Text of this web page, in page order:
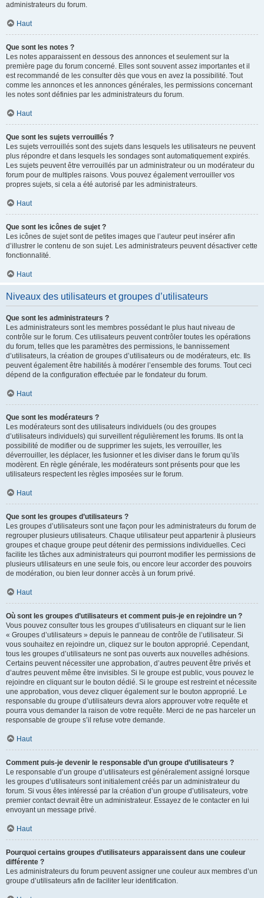
administrateurs du forum.
Haut
Que sont les notes ?
Les notes apparaissent en dessous des annonces et seulement sur la
première page du forum concerné. Elles sont souvent assez importantes et il
est recommandé de les consulter dès que vous en avez la possibilité. Tout
comme les annonces et les annonces générales, les permissions concernant
les notes sont définies par les administrateurs du forum.
Haut
Que sont les sujets verrouillés ?
Les sujets verrouillés sont des sujets dans lesquels les utilisateurs ne peuvent
plus répondre et dans lesquels les sondages sont automatiquement expirés.
Les sujets peuvent être verrouillés par un administrateur ou un modérateur du
forum pour de multiples raisons. Vous pouvez également verrouiller vos
propres sujets, si cela a été autorisé par les administrateurs.
Haut
Que sont les icônes de sujet ?
Les icônes de sujet sont de petites images que l’auteur peut insérer afin
d’illustrer le contenu de son sujet. Les administrateurs peuvent désactiver cette
fonctionnalité.
Haut
Niveaux des utilisateurs et groupes d’utilisateurs
Que sont les administrateurs ?
Les administrateurs sont les membres possédant le plus haut niveau de
contrôle sur le forum. Ces utilisateurs peuvent contrôler toutes les opérations
du forum, telles que les paramètres des permissions, le bannissement
d’utilisateurs, la création de groupes d’utilisateurs ou de modérateurs, etc. Ils
peuvent également être habilités à modérer l’ensemble des forums. Tout ceci
dépend de la configuration effectuée par le fondateur du forum.
Haut
Que sont les modérateurs ?
Les modérateurs sont des utilisateurs individuels (ou des groupes
d’utilisateurs individuels) qui surveillent régulièrement les forums. Ils ont la
possibilité de modifier ou de supprimer les sujets, les verrouiller, les
déverrouiller, les déplacer, les fusionner et les diviser dans le forum qu’ils
modèrent. En règle générale, les modérateurs sont présents pour que les
utilisateurs respectent les règles imposées sur le forum.
Haut
Que sont les groupes d’utilisateurs ?
Les groupes d’utilisateurs sont une façon pour les administrateurs du forum de
regrouper plusieurs utilisateurs. Chaque utilisateur peut appartenir à plusieurs
groupes et chaque groupe peut détenir des permissions individuelles. Ceci
facilite les tâches aux administrateurs qui pourront modifier les permissions de
plusieurs utilisateurs en une seule fois, ou encore leur accorder des pouvoirs
de modération, ou bien leur donner accès à un forum privé.
Haut
Où sont les groupes d’utilisateurs et comment puis-je en rejoindre un ?
Vous pouvez consulter tous les groupes d’utilisateurs en cliquant sur le lien
« Groupes d’utilisateurs » depuis le panneau de contrôle de l’utilisateur. Si
vous souhaitez en rejoindre un, cliquez sur le bouton approprié. Cependant,
tous les groupes d’utilisateurs ne sont pas ouverts aux nouvelles adhésions.
Certains peuvent nécessiter une approbation, d’autres peuvent être privés et
d’autres peuvent même être invisibles. Si le groupe est public, vous pouvez le
rejoindre en cliquant sur le bouton dédié. Si le groupe est restreint et nécessite
une approbation, vous devez cliquer également sur le bouton approprié. Le
responsable du groupe d’utilisateurs devra alors approuver votre requête et
pourra vous demander la raison de votre requête. Merci de ne pas harceler un
responsable de groupe s’il refuse votre demande.
Haut
Comment puis-je devenir le responsable d’un groupe d’utilisateurs ?
Le responsable d’un groupe d’utilisateurs est généralement assigné lorsque
les groupes d’utilisateurs sont initialement créés par un administrateur du
forum. Si vous êtes intéressé par la création d’un groupe d’utilisateurs, votre
premier contact devrait être un administrateur. Essayez de le contacter en lui
envoyant un message privé.
Haut
Pourquoi certains groupes d’utilisateurs apparaissent dans une couleur
différente ?
Les administrateurs du forum peuvent assigner une couleur aux membres d’un
groupe d’utilisateurs afin de faciliter leur identification.